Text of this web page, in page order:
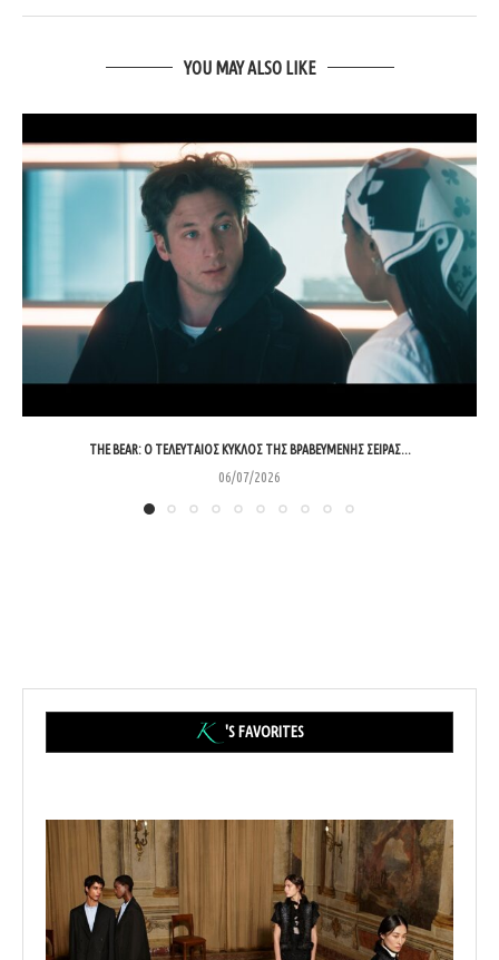
YOU MAY ALSO LIKE
THE BEAR: Ο ΤΕΛΕΥΤΑΊΟΣ ΚΎΚΛΟΣ ΤΗΣ ΒΡΑΒΕΥΜΈΝΗΣ ΣΕΙΡΆΣ...
06/07/2026
'S FAVORITES